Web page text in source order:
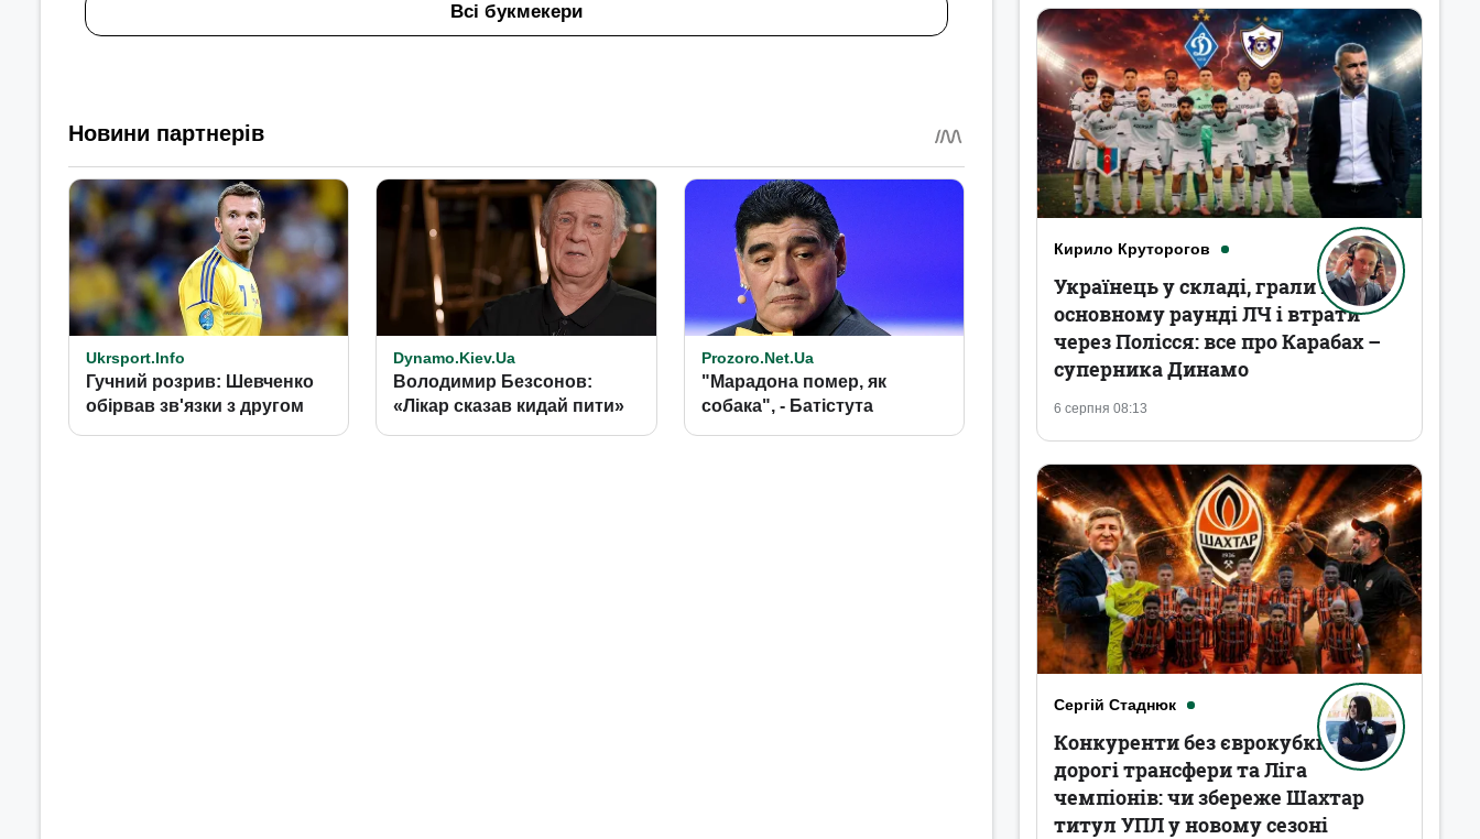
Всі букмекери
Кирило Круторогов
6 серпня 08:13
Українець у складі, грали в
основному раунді ЛЧ і втрати
через Полісся: все про Карабах –
суперника Динамо
Сергій Стаднюк
Конкуренти без єврокубків,
дорогі трансфери та Ліга
чемпіонів: чи збереже Шахтар
титул УПЛ у новому сезоні